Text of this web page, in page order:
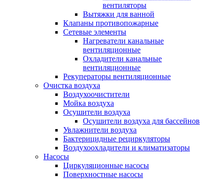
вентиляторы
Вытяжки для ванной
Клапаны противопожарные
Сетевые элементы
Нагреватели канальные
вентиляционные
Охладители канальные
вентиляционные
Рекуператоры вентиляционные
Очистка воздуха
Воздухоочистители
Мойка воздуха
Осушители воздуха
Осушители воздуха для бассейнов
Увлажнители воздуха
Бактерицидные рециркуляторы
Воздухоохладители и климатизаторы
Насосы
Циркуляционные насосы
Поверхностные насосы